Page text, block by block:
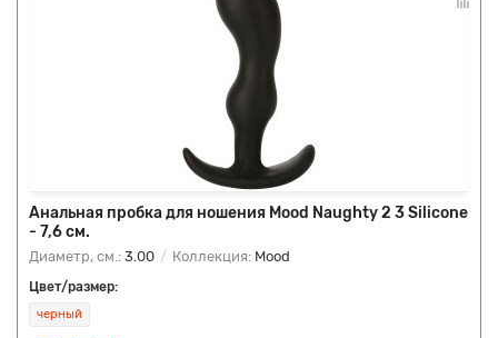
Анальная пробка для ношения Mood Naughty 2 3 Silicone
- 7,6 см.
Диаметр, см.: 3.00 Коллекция: Mood
Цвет/размер:
черный